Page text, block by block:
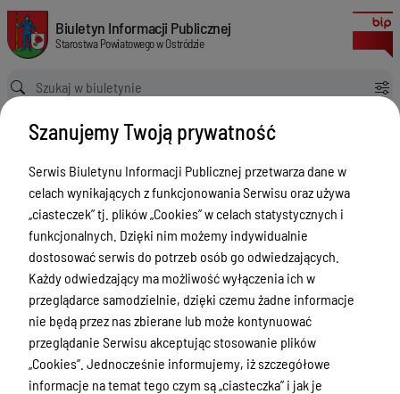
Biuro Rzeczy Znalezionych
Biuletyn Informacji Publicznej Starostwa Powiatowego w Ostródzie
Biuletyn Informacji Publicznej
Starostwa Powiatowego w Ostródzie
Ścieżka powrotu
Strona główna Informacja Biuro Rzeczy Znalezionych
Informacja
Menu Przedmiotowe
Starostwo Powiatowe
Poradnik Interesanta
Informacje o naborze
Zamówienia Publiczne
Tablica ogłoszeń
Dyżury Aptek w Powiecie Ostródzkim
Szanujemy Twoją prywatność
Serwis Biuletynu Informacji Publicznej przetwarza dane w
celach wynikających z funkcjonowania Serwisu oraz używa
„ciasteczek” tj. plików „Cookies” w celach statystycznych i
funkcjonalnych. Dzięki nim możemy indywidualnie
dostosować serwis do potrzeb osób go odwiedzających.
Każdy odwiedzający ma możliwość wyłączenia ich w
przeglądarce samodzielnie, dzięki czemu żadne informacje
nie będą przez nas zbierane lub może kontynuować
przeglądanie Serwisu akceptując stosowanie plików
„Cookies”. Jednocześnie informujemy, iż szczegółowe
informacje na temat tego czym są „ciasteczka” i jak je